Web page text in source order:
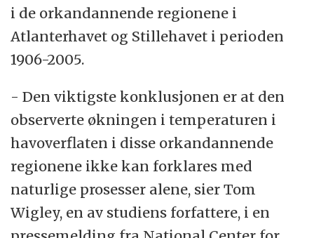
i de orkandannende regionene i
Atlanterhavet og Stillehavet i perioden
1906-2005.
- Den viktigste konklusjonen er at den
observerte økningen i temperaturen i
havoverflaten i disse orkandannende
regionene ikke kan forklares med
naturlige prosesser alene, sier Tom
Wigley, en av studiens forfattere, i en